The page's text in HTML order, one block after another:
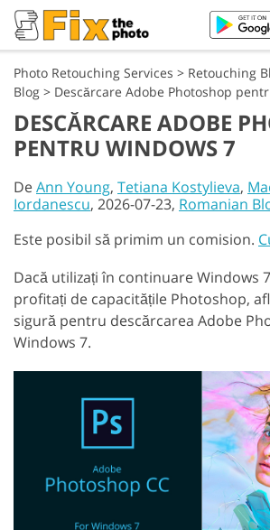
Photo Retouching Services > Retouching
Blog > Descărcare Adobe Photoshop
DESCĂRCARE ADOBE
PENTRU WINDOWS 7
DeAnn Young, Tetiana Kostylieva,
Iordanescu, 2026-07-23, Romanian
Este posibil să primim un comision.
Dacă utilizați în continuare Windows
profitați de capacitățile Photoshop,
sigură pentru descărcarea Adobe
Windows 7.